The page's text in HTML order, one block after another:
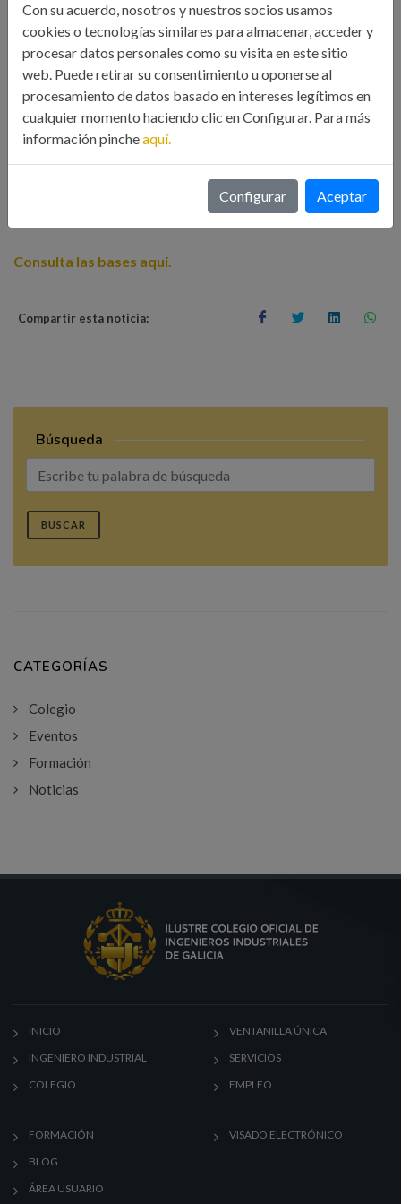
colegiado jubilado y mejor foto estudiante de ingeniería
industrial.
La temática del concurso es la “Ingeniería Industrial en la
sociedad”. Bajo este epígrafe se engloban todas aquellas
imágenes que representen la ingeniería industrial, su estética,
ICOIIG se anima a todos los colegiados a que participen en
Consulta las bases aquí.
Compartir esta noticia:
Búsqueda
BUSCAR
CATEGORÍAS
Colegio
Eventos
Formación
Noticias
INICIO
INGENIERO INDUSTRIAL
COLEGIO
VENTANILLA ÚNICA
SERVICIOS
EMPLEO
FORMACIÓN
BLOG
ÁREA USUARIO
VISADO ELECTRÓNICO
Con su acuerdo, nosotros y nuestros socios usamos
cookies o tecnologías similares para almacenar, acceder y
procesar datos personales como su visita en este sitio
web. Puede retirar su consentimiento u oponerse al
procesamiento de datos basado en intereses legítimos en
cualquier momento haciendo clic en Configurar. Para más
información pincheaquí.
Configurar Aceptar